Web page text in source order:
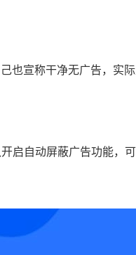
宣称干净无广告，实际
自动屏蔽广告功能，